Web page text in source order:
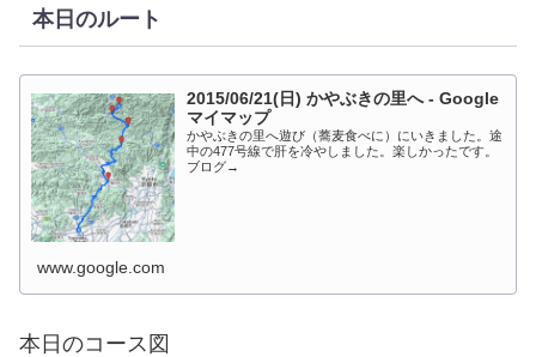
本日のルート
2015/06/21(日) かやぶきの里へ - Google
マイマップ
かやぶきの里へ遊び（蕎麦食べに）にいきました。途
中の477号線で肝を冷やしました。楽しかったです。
ブログ→
www.google.com
本日のコース図